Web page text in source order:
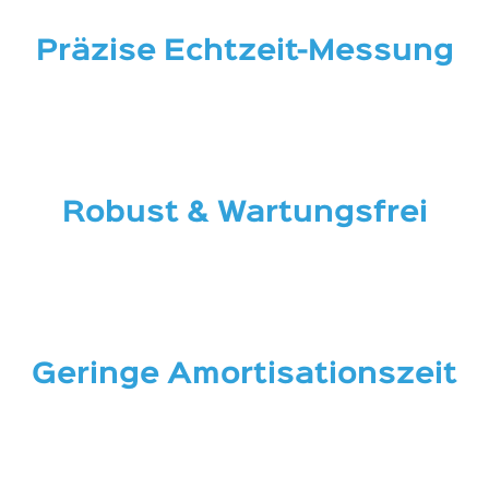
Präzise Echtzeit-Messung
Robust & Wartungsfrei
Geringe Amortisationszeit